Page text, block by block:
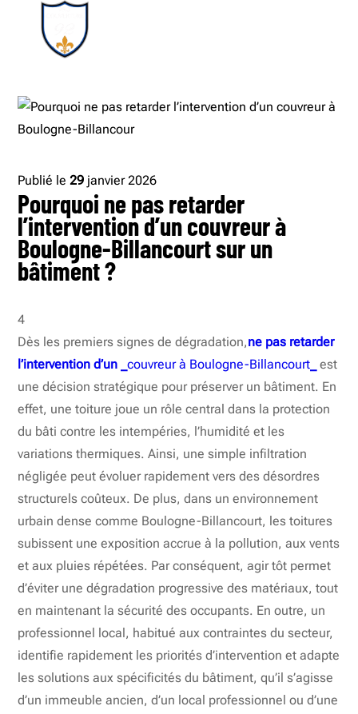
Publié le29 janvier 2026
Pourquoi ne pas retarder
l’intervention d’un couvreur à
Boulogne-Billancourt sur un
bâtiment ?
4
Dès les premiers signes de dégradation,ne pas retarder
l’intervention d’un _couvreur à Boulogne-Billancourt
est
une décision stratégique pour préserver un bâtiment. En
effet, une toiture joue un rôle central dans la protection
du bâti contre les intempéries, l’humidité et les
variations thermiques. Ainsi, une simple infiltration
négligée peut évoluer rapidement vers des désordres
structurels coûteux. De plus, dans un environnement
urbain dense comme Boulogne-Billancourt, les toitures
subissent une exposition accrue à la pollution, aux vents
et aux pluies répétées. Par conséquent, agir tôt permet
d’éviter une dégradation progressive des matériaux, tout
en maintenant la sécurité des occupants. En outre, un
professionnel local, habitué aux contraintes du secteur,
identifie rapidement les priorités d’intervention et adapte
les solutions aux spécificités du bâtiment, qu’il s’agisse
d’un immeuble ancien, d’un local professionnel ou d’une